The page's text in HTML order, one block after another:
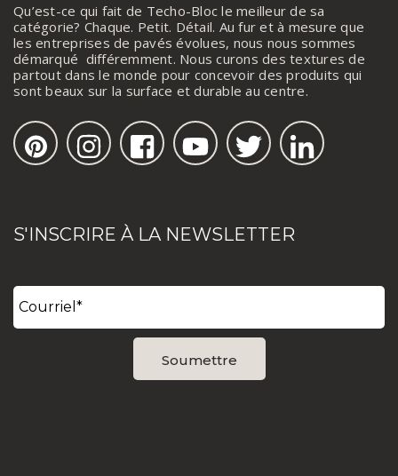
Qu’est-ce qui fait de Techo-Bloc le meilleur de sa
catégorie? Chaque. Petit. Détail. Au fur et à mesure que
les entreprises de pavés évolues, nous nous sommes
démarqué différemment. Nous curons des textures de
partout dans le monde pour concevoir des produits qui
sont beaux sur la surface et durable au centre.
S'INSCRIRE À LA NEWSLETTER